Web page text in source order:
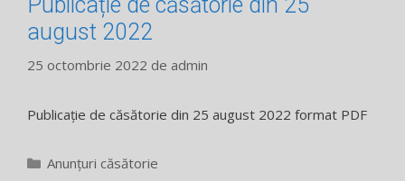
august 2022
25 octombrie 2022 de admin
Publicație de căsătorie din 25 august 2022 format PDF
Categorii
Anunțuri căsătorie